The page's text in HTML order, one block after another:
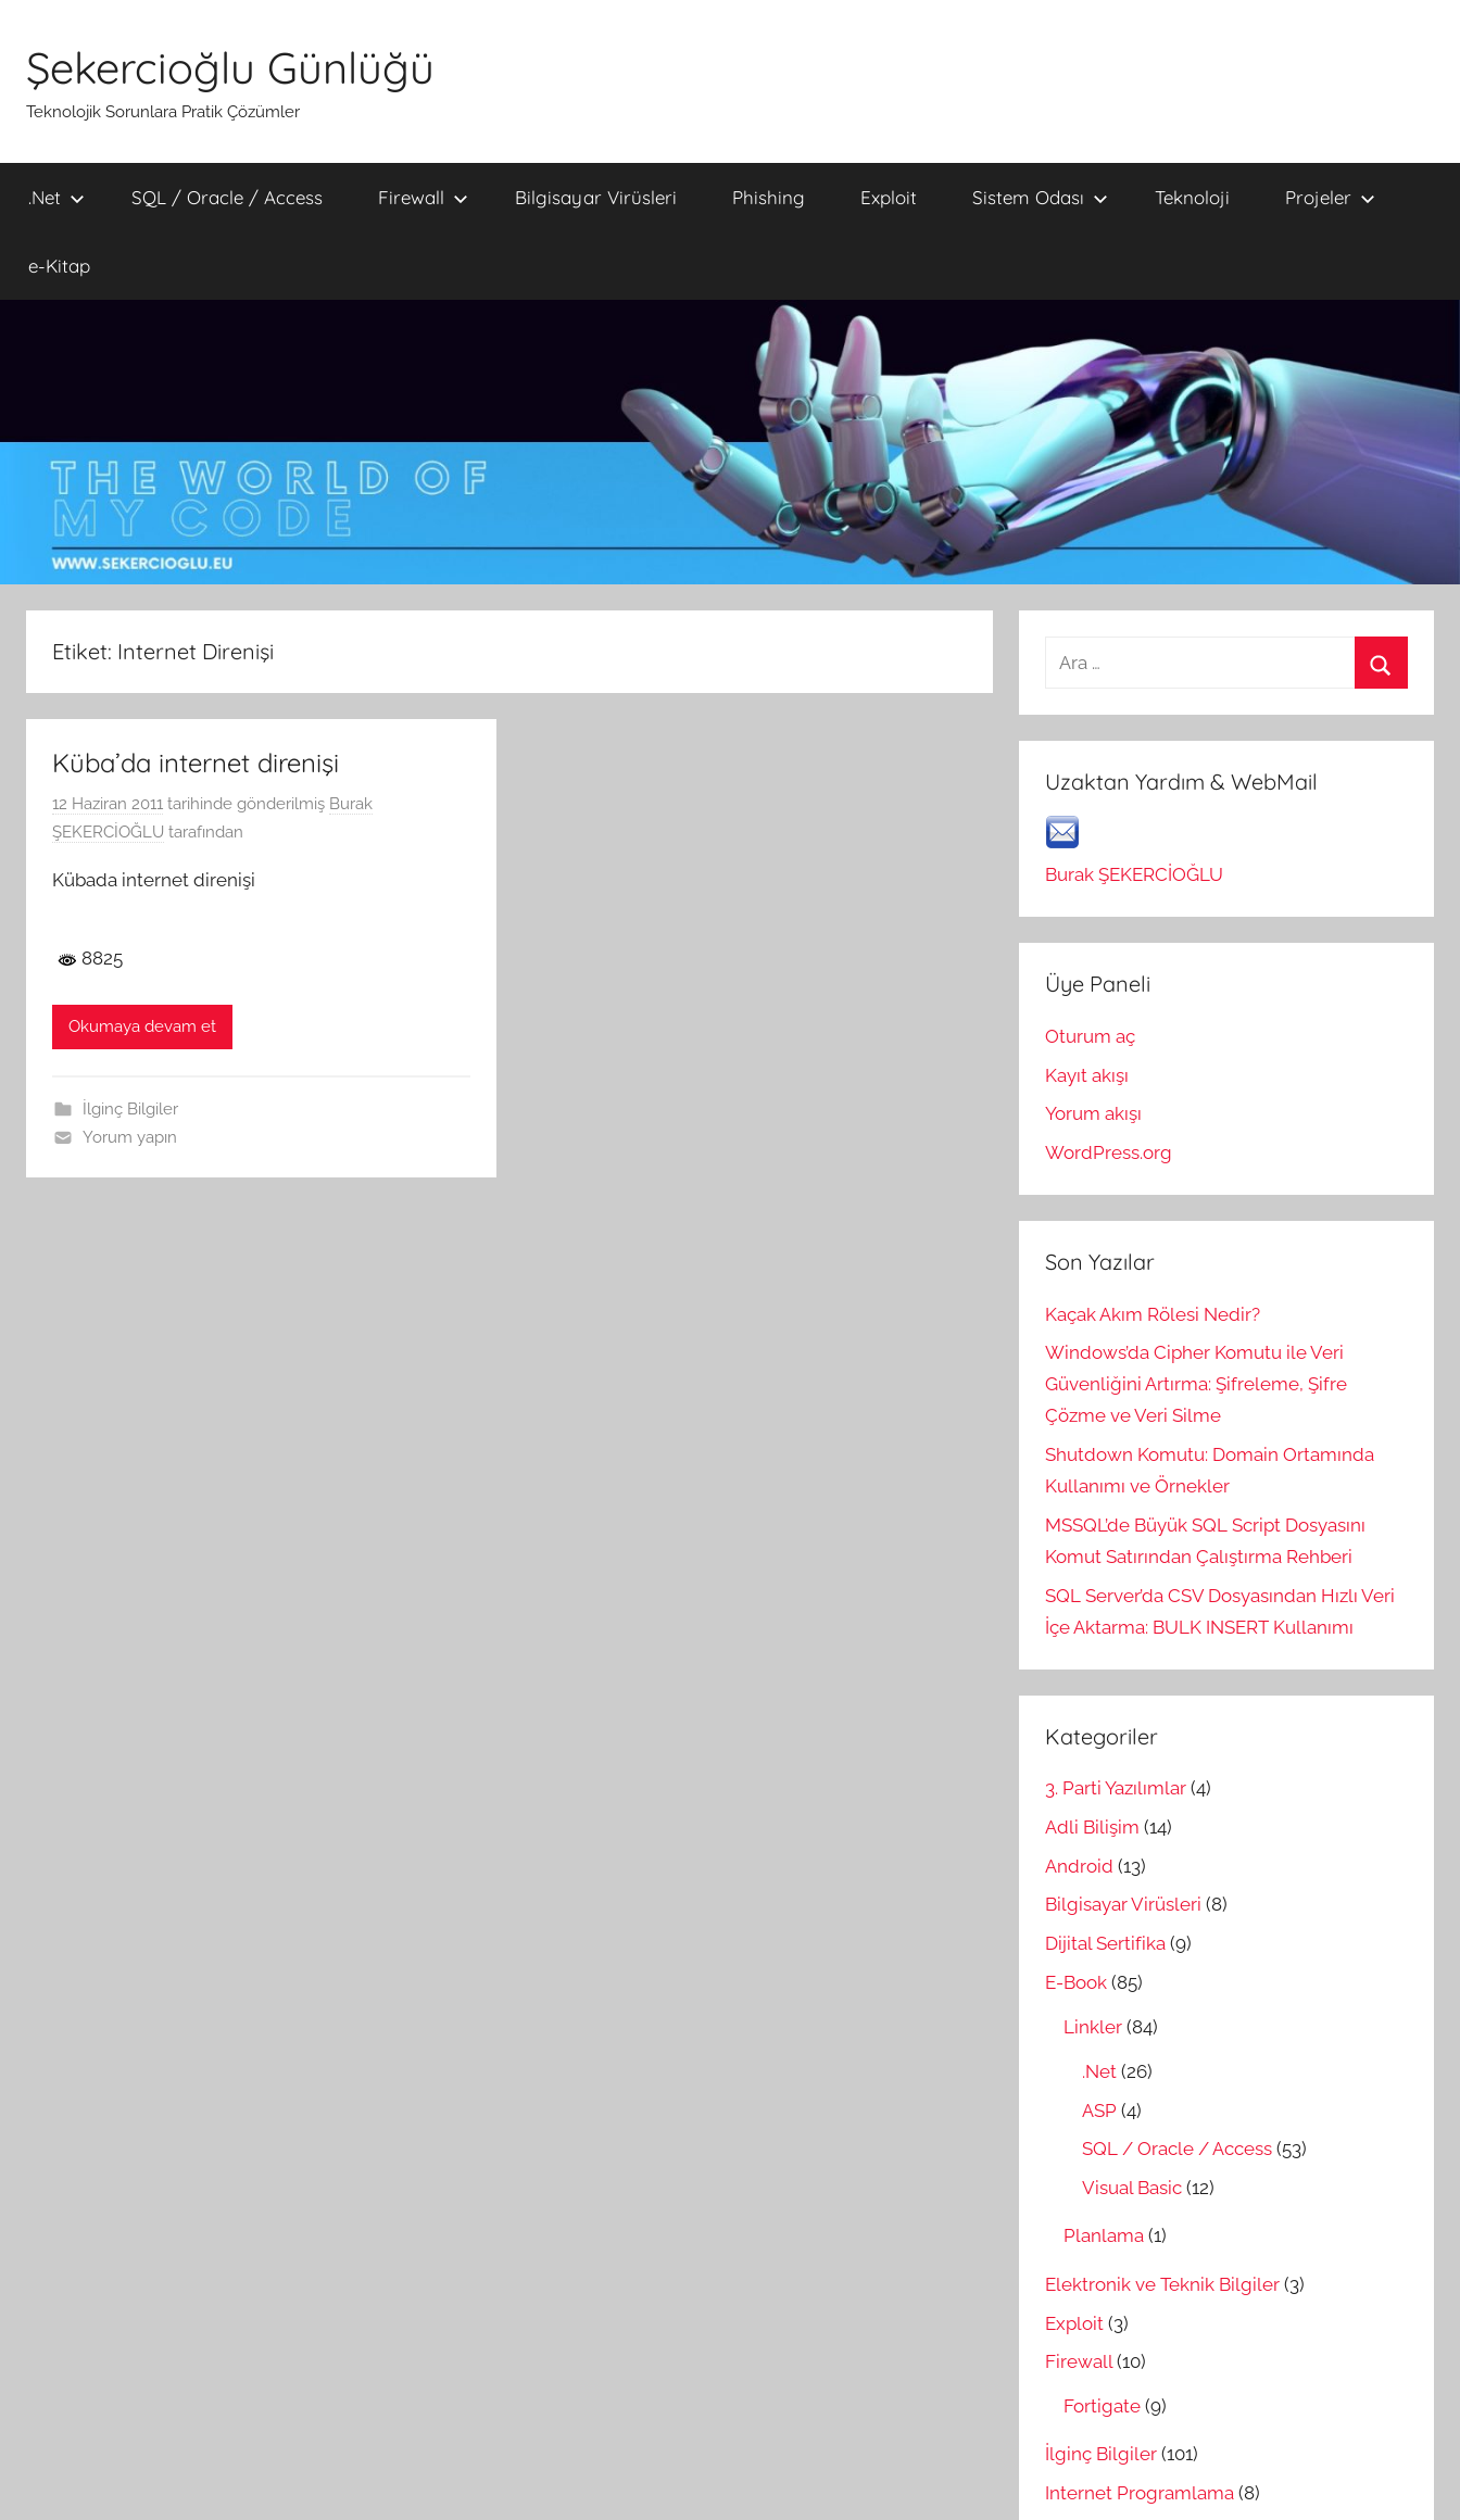
Şekercioğlu Günlüğü
Teknolojik Sorunlara Pratik Çözümler
.Net SQL / Oracle / Access Firewall Bilgisayar Virüsleri Phishing Exploit Sistem Odası Teknoloji Projeler
e-Kitap
Etiket: Internet Direnişi
Küba’da internet direnişi
12 Haziran 2011 tarihinde gönderilmiş Burak
ŞEKERCİOĞLU tarafından
Kübada internet direnişi
8825
Okumaya devam et
İlginç Bilgiler
Yorum yapın
Arama:
Uzaktan Yardım & WebMail
Burak ŞEKERCİOĞLU
Üye Paneli
Oturum aç
Kayıt akışı
Yorum akışı
WordPress.org
Son Yazılar
Kaçak Akım Rölesi Nedir?
Windows’da Cipher Komutu ile Veri
Güvenliğini Artırma: Şifreleme, Şifre
Çözme ve Veri Silme
Shutdown Komutu: Domain Ortamında
Kullanımı ve Örnekler
MSSQL’de Büyük SQL Script Dosyasını
Komut Satırından Çalıştırma Rehberi
SQL Server’da CSV Dosyasından Hızlı Veri
İçe Aktarma: BULK INSERT Kullanımı
Kategoriler
3. Parti Yazılımlar (4)
Adli Bilişim (14)
Android (13)
Bilgisayar Virüsleri (8)
Dijital Sertifika (9)
E-Book (85)
Linkler (84)
.Net (26)
ASP (4)
SQL / Oracle / Access (53)
Visual Basic (12)
Planlama (1)
Elektronik ve Teknik Bilgiler (3)
Exploit (3)
Firewall(10)
Fortigate (9)
İlginç Bilgiler (101)
Internet Programlama (8)